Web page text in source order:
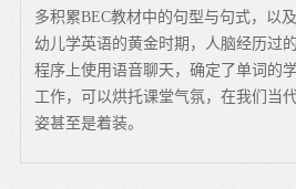
多积累BEC教材中的句型与句式，以
幼儿学英语的黄金时期，人脑经历过
程序上使用语音聊天，确定了单词的
工作，可以烘托课堂气氛，在我们当
姿甚至是着装。